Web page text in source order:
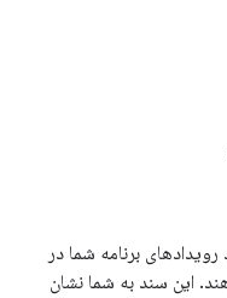
برنامه شما در
این سند به شما نشان